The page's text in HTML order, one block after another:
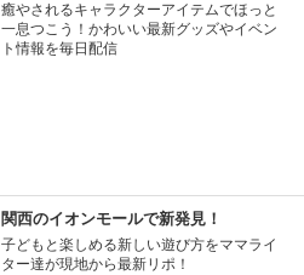
癒やされるキャラクターアイテムでほっと
一息つこう！かわいい最新グッズやイベン
ト情報を毎日配信
関西のイオンモールで新発見！
子どもと楽しめる新しい遊び方をママライ
ター達が現地から最新リポ！